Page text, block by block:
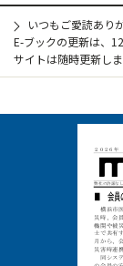
いつもご愛読あり
E-ブックの更新は、
サイトは随時更新しま